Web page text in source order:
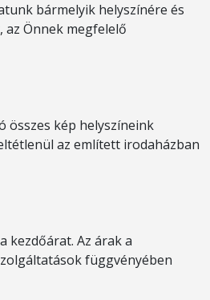
bármelyik helyszínére és
Önnek megfelelő
összes kép helyszíneink
az említett irodaházban
kezdőárat. Az árak a
függvényében